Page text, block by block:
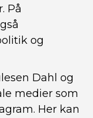
På
og
Dahl og
medier som
Her kan